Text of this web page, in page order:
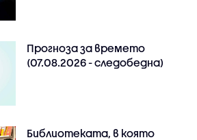
Прогноза за времето
(07.08.2026 - следобедна)
Библиотеката, в която